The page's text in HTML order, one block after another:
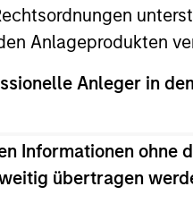
Anlageprodukten
Anleger in
Informationen ohne
übertragen
Team (MSTV). Mr.
Finance Group,
Finance, Liability
of Equipment
a founding member of
He was also the